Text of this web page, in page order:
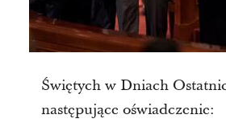
Świętych w Dniach
następujące oświadczenie: